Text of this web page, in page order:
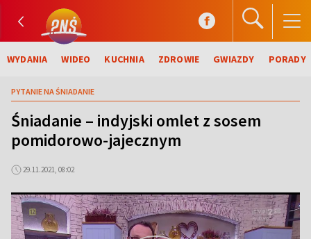
WYDANIA WIDEO KUCHNIA ZDROWIE GWIAZDY PORADY
PYTANIE NA ŚNIADANIE
Śniadanie – indyjski omlet z sosem
pomidorowo-jajecznym
29.11.2021, 08:02